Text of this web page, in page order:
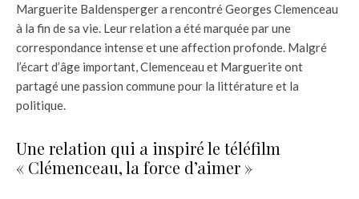
Marguerite Baldensperger a rencontré Georges Clemenceau
à la fin de sa vie. Leur relation a été marquée par une
correspondance intense et une affection profonde. Malgré
l’écart d’âge important, Clemenceau et Marguerite ont
partagé une passion commune pour la littérature et la
politique.
Une relation qui a inspiré le téléfilm
« Clémenceau, la force d’aimer »